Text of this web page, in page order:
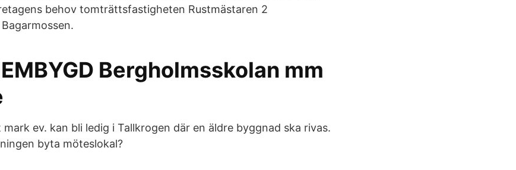
behov tomträttsfastigheten Rustmästaren 2
Bergholmsskolan mm
ev. kan bli ledig i Tallkrogen där en äldre byggnad ska rivas.
byta möteslokal?